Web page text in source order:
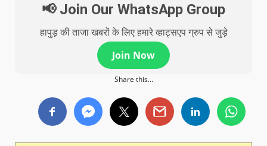
📢 Join Our WhatsApp Group
हापुड़ की ताजा खबरों के लिए हमारे व्हाट्सएप ग्रुप से जुड़े
Join Now
Share this...